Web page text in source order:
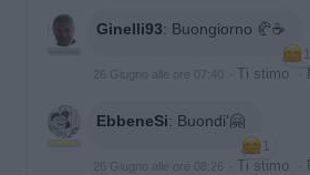
Ginelli93: Buongiorno 🥐☕️
1
26 Giugno alle ore 07:40 Ti stimo
EbbeneSi: Buondi'🤗
1
26 Giugno alle ore 08:26 Ti stimo